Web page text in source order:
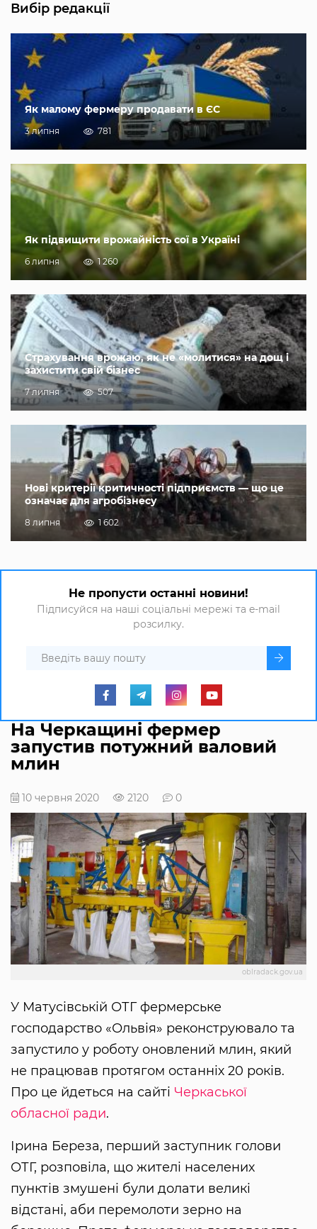
Вибір редакції
Як малому фермеру продавати в ЄС
3 липня 781
Як підвищити врожайність сої в Україні
6 липня 1 260
Страхування врожаю, як не «молитися» на дощ і
захистити свій бізнес
7 липня 507
Нові критерії критичності підприємств — що це
означає для агробізнесу
8 липня 1 602
Не пропусти останні новини!
Підписуйся на наші соціальні мережі та e-mail
розсилку.
На Черкащині фермер
запустив потужний валовий
млин
10 червня 2020 2120 0
oblradack.gov.ua
У Матусівській ОТГ фермерське
господарство «Ольвія» реконструювало та
запустило у роботу оновлений млин, який
не працював протягом останніх 20 років.
Про це йдеться на сайті Черкаської
обласної ради.
Ірина Береза, перший заступник голови
ОТГ, розповіла, що жителі населених
пунктів змушені були долати великі
відстані, аби перемолоти зерно на